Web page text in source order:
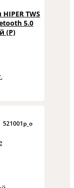
TWS
5.0
(Р)
521001p_o